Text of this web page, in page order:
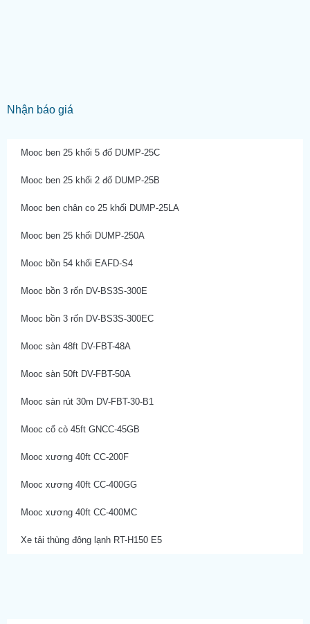
Nhận báo giá
Mooc ben 25 khối 5 đố DUMP-25C
Mooc ben 25 khối 2 đố DUMP-25B
Mooc ben chân co 25 khối DUMP-25LA
Mooc ben 25 khối DUMP-250A
Mooc bồn 54 khối EAFD-S4
Mooc bồn 3 rốn DV-BS3S-300E
Mooc bồn 3 rốn DV-BS3S-300EC
Mooc sàn 48ft DV-FBT-48A
Mooc sàn 50ft DV-FBT-50A
Mooc sàn rút 30m DV-FBT-30-B1
Mooc cổ cò 45ft GNCC-45GB
Mooc xương 40ft CC-200F
Mooc xương 40ft CC-400GG
Mooc xương 40ft CC-400MC
Xe tải thùng đông lạnh RT-H150 E5